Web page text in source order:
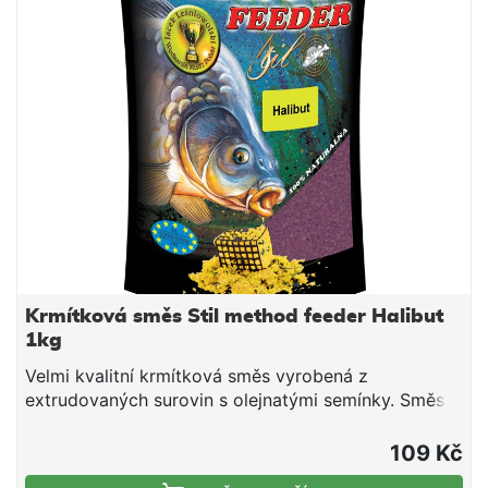
dovlhčujeme. Po vsáknutí a vzniku vhodné
konzistence plníme do krmítek.
Krmítková směs Stil method feeder Halibut
1kg
Velmi kvalitní krmítková směs vyrobená z
extrudovaných surovin s olejnatými semínky. Směs
se o směs tepelně upravených obilovin a olejnatin,
doplněnou o živočišné moučky a atraktivní aroma.
109 Kč